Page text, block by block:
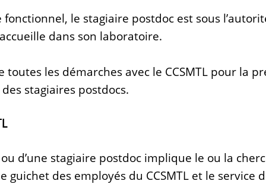
fonctionnel, le stagiaire postdoc est sous
dans son laboratoire.
toutes les démarches avec le CCSMTL pour la
stagiaires postdocs.
ou d’une stagiaire postdoc implique le ou la
guichet des employés du CCSMTL et le service